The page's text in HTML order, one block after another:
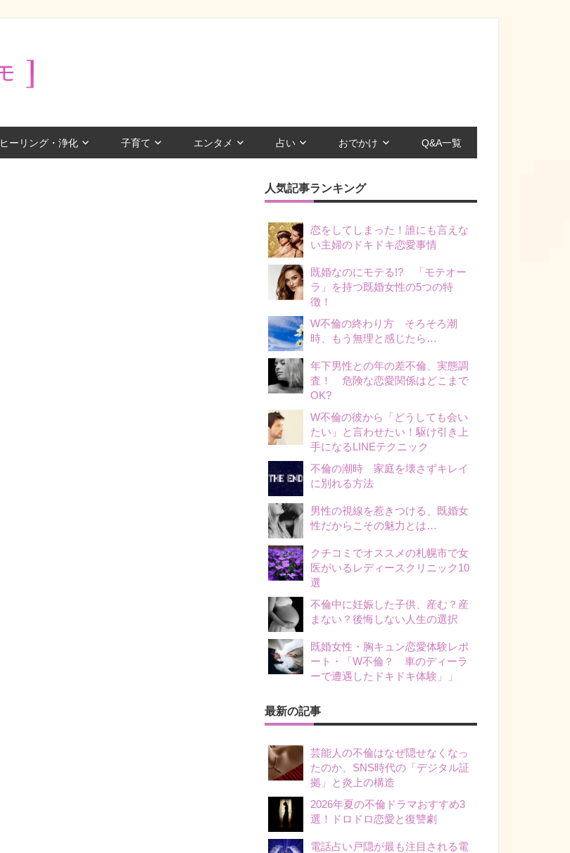
ヒーリング・浄化 子育て エンタメ 占い おでかけ Q&A一覧
人気記事ランキング
恋をしてしまった！誰にも言えな
い主婦のドキドキ恋愛事情
既婚なのにモテる!? 「モテオー
ラ」を持つ既婚女性の5つの特
徴！
W不倫の終わり方 そろそろ潮
時、もう無理と感じたら…
年下男性との年の差不倫、実態調
査！ 危険な恋愛関係はどこまで
OK?
W不倫の彼から「どうしても会い
たい」と言わせたい！駆け引き上
手になるLINEテクニック
不倫の潮時 家庭を壊さずキレイ
に別れる方法
男性の視線を惹きつける、既婚女
性だからこその魅力とは…
クチコミでオススメの札幌市で女
医がいるレディースクリニック10
選
不倫中に妊娠した子供、産む？産
まない？後悔しない人生の選択
既婚女性・胸キュン恋愛体験レポ
ート・「W不倫？ 車のディーラ
ーで遭遇したドキドキ体験」」
最新の記事
芸能人の不倫はなぜ隠せなくなっ
たのか、SNS時代の「デジタル証
拠」と炎上の構造
2026年夏の不倫ドラマおすすめ3
選！ドロドロ恋愛と復讐劇
電話占い戸隠が最も注目される電